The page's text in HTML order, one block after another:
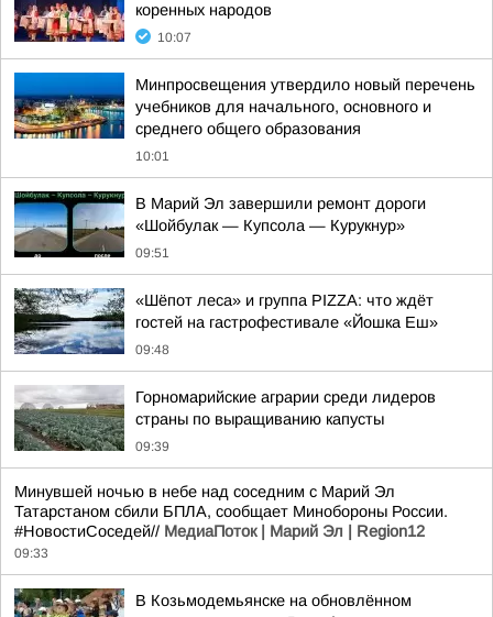
коренных народов
10:07
Минпросвещения утвердило новый перечень
учебников для начального, основного и
среднего общего образования
10:01
В Марий Эл завершили ремонт дороги
«Шойбулак — Купсола — Курукнур»
09:51
«Шёпот леса» и группа PIZZA: что ждёт
гостей на гастрофестивале «Йошка Еш»
09:48
Горномарийские аграрии среди лидеров
страны по выращиванию капусты
09:39
Минувшей ночью в небе над соседним с Марий Эл
Татарстаном сбили БПЛА, сообщает Минобороны России.
#НовостиСоседей// МедиаПоток | Марий Эл | Region12
09:33
В Козьмодемьянске на обновлённом